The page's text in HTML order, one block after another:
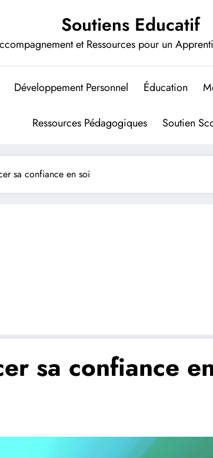
Soutiens Educatif
et Ressources pour un
Développement Personnel Éducation
Ressources Pédagogiques Soutien
sa confiance en soi
sa confiance